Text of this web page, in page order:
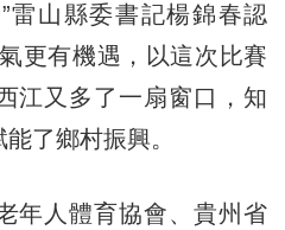
雷山縣委書記楊錦春認
更有機遇，以這次比賽
江又多了一扇窗口，知
了鄉村振興。
人體育協會、貴州省